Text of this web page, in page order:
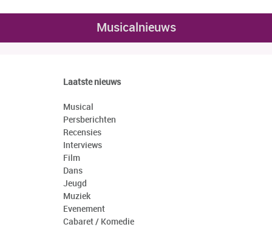
Musicalnieuws
Laatste nieuws
Musical
Persberichten
Recensies
Interviews
Film
Dans
Jeugd
Muziek
Evenement
Cabaret / Komedie